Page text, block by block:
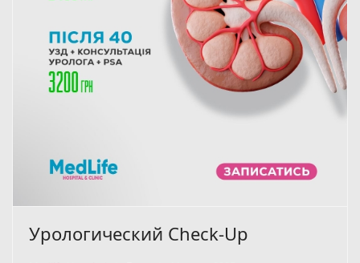
Урологический Check-Up